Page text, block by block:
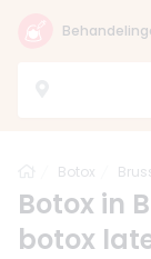
Home
Botox
Botox in
botox